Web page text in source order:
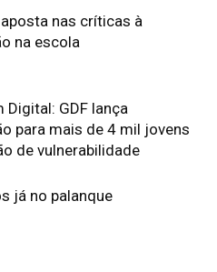
nas críticas à
na escola
Digital: GDF lança
para mais de 4 mil jovens
de vulnerabilidade
já no palanque